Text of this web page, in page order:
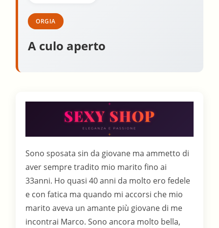
ORGIA
A culo aperto
Sono sposata sin da giovane ma ammetto di
aver sempre tradito mio marito fino ai
33anni. Ho quasi 40 anni da molto ero fedele
e con fatica ma quando mi accorsi che mio
marito aveva un amante più giovane di me
incontrai Marco. Sono ancora molto bella,